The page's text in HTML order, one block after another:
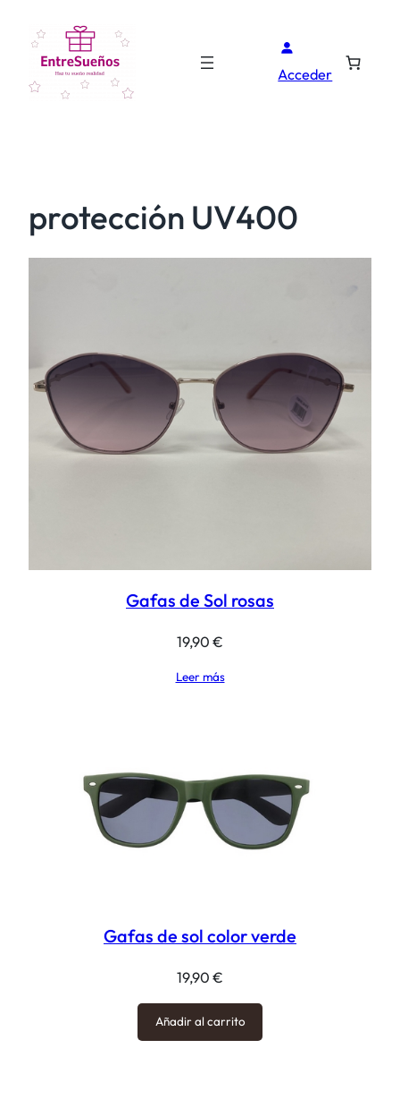
Acceder
protección UV400
Gafas de Sol rosas
19,90 €
Leer más
Gafas de sol color verde
19,90 €
Añadir al carrito